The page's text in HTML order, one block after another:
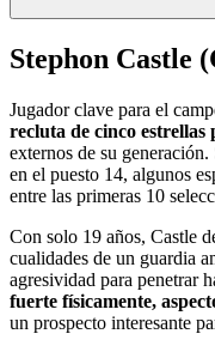
Stephon Castle
Jugador clave para el
recluta de cinco estrellas
externos de su generación.
en el puesto 14, algunos
entre las primeras 10
Con solo 19 años, Castle
cualidades de un guardia
agresividad para penetrar
fuerte físicamente,
un prospecto interesante